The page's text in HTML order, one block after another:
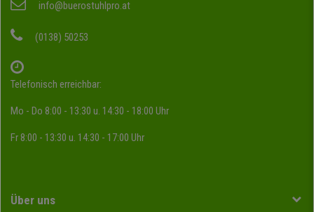
info@buerostuhlpro.at
(0138) 50253
Telefonisch erreichbar:
Mo - Do 8:00 - 13:30 u. 14:30 - 18:00 Uhr
Fr 8:00 - 13:30 u. 14:30 - 17:00 Uhr
Über uns